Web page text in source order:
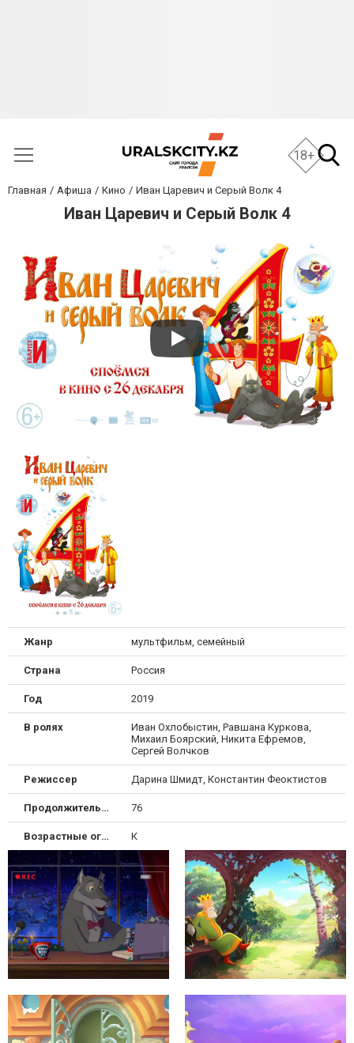
18+
Главная Афиша Кино Иван Царевич и Серый Волк 4
Иван Царевич и Серый Волк 4
Жанр мультфильм, семейный
Страна Россия
Год 2019
В ролях
Иван Охлобыстин, Равшана Куркова,
Михаил Боярский, Никита Ефремов,
Сергей Волчков
Режиссер Дарина Шмидт, Константин Феоктистов
Продолжительность 76
Возрастные ограничения К